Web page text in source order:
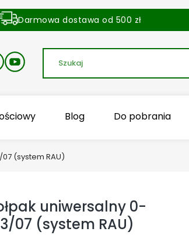
Darmowa dostawa od 500 zł
Blog Do pobrania
(system RAU)
uniwersalny 0-
07 (system RAU)